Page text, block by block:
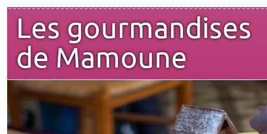
Les gourmandises
de Mamoune